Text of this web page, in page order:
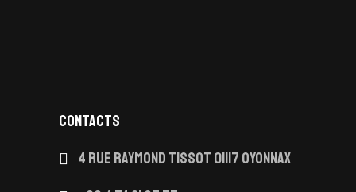
CONTACTS
4 Rue Raymond Tissot 01117 OYONNAX